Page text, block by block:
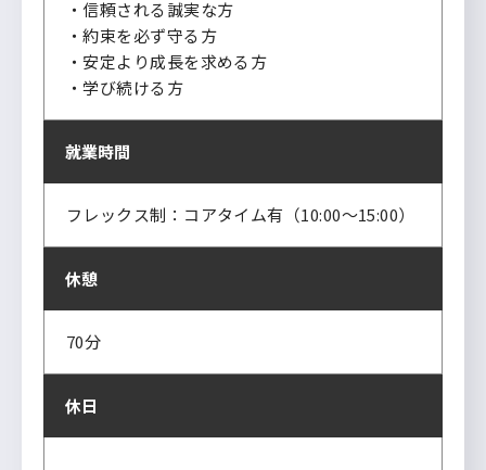
・信頼される誠実な方
・約束を必ず守る方
・安定より成長を求める方
・学び続ける方
就業時間
フレックス制：コアタイム有（10:00～15:00）
休憩
70分
休日